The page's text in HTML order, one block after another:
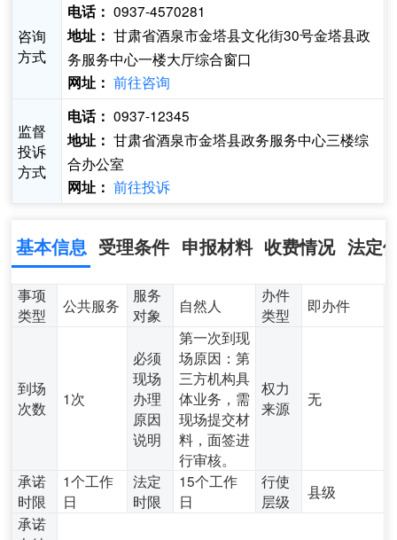
咨询
方式
电话： 0937-4570281
地址： 甘肃省酒泉市金塔县文化街30号金塔县政
务服务中心一楼大厅综合窗口
网址： 前往咨询
监督
投诉
方式
电话： 0937-12345
地址： 甘肃省酒泉市金塔县政务服务中心三楼综
合办公室
网址： 前往投诉
基本信息 受理条件 申报材料 收费情况 法定
事项
类型
公共服务
服务
对象
自然人
办件
类型
即办件
到场
次数
1次
必须
现场
办理
原因
说明
第一次到现
场原因：第
三方机构具
体业务，需
现场提交材
料，面签进
行审核。
权力
来源
无
承诺
时限
1个工作
日
法定
时限
15个工作
日
行使
层级
县级
承诺